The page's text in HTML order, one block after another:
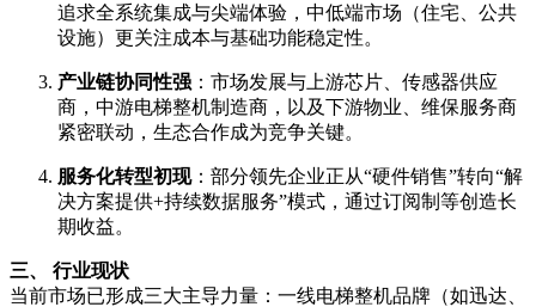
追求全系统集成与尖端体验，中低端市场（住宅、公共
设施）更关注成本与基础功能稳定性。
产业链协同性强 ：市场发展与上游芯片、传感器供应
商，中游电梯整机制造商，以及下游物业、维保服务商
紧密联动，生态合作成为竞争关键。
服务化转型初现：部分领先企业正从“硬件销售”转向“解
决方案提供+持续数据服务”模式，通过订阅制等创造长
期收益。
三、 行业现状
当前市场已形成三大主导力量：一线电梯整机品牌（如迅达、